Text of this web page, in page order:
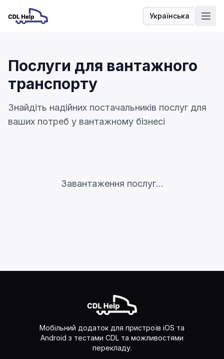
Українська
Мова
Послуги для вантажного
транспорту
Знайдіть надійних постачальників послуг для
ваших потреб у вантажному бізнесі
Завантаження послуг...
Мобільний додаток для пристроїв iOS та
Android з тестами CDL та можливостями
перекладу.